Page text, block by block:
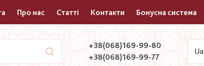
Про нас Статті Контакти Бонусна система
+38(068)169-99-80
+38(068)169-99-77
Ua